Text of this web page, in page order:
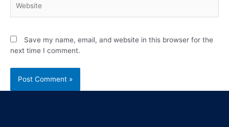
Save my name, email, and website in this browser for the
next time I comment.